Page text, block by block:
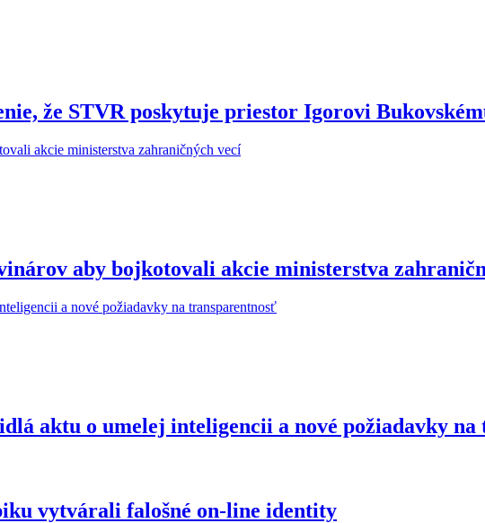
že STVR poskytuje priestor Igorovi
aby bojkotovali akcie ministerstva
aktu o umelej inteligencii a nové požiadavky
vytvárali falošné on-line identity